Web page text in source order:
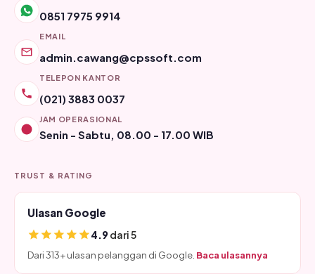
0851 7975 9914
EMAIL
admin.cawang@cpssoft.com
TELEPON KANTOR
(021) 3883 0037
JAM OPERASIONAL
Senin - Sabtu, 08.00 - 17.00 WIB
TRUST & RATING
Ulasan Google
4.9dari 5
Dari 313+ ulasan pelanggan di Google. Baca ulasannya